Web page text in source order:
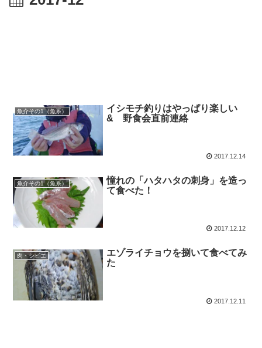
魚介その1（魚系）
イシモチ釣りはやっぱり楽しい
& 野食会直前連絡
2017.12.14
魚介その1（魚系）
憧れの「ハタハタの刺身」を造っ
て食べた！
2017.12.12
肉・シビエ
エゾライチョウを捌いて食べてみ
た
2017.12.11